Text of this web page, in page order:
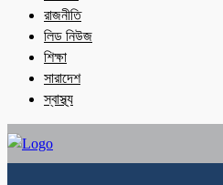
রাজনীতি
লিড নিউজ
শিক্ষা
সারাদেশ
স্বাস্থ্য